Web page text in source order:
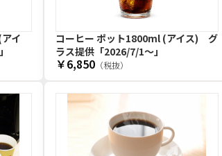
イ
コーヒー ポット1800ml (アイス) グ
ラス提供「2026/7/1〜」
￥6,850（税抜）